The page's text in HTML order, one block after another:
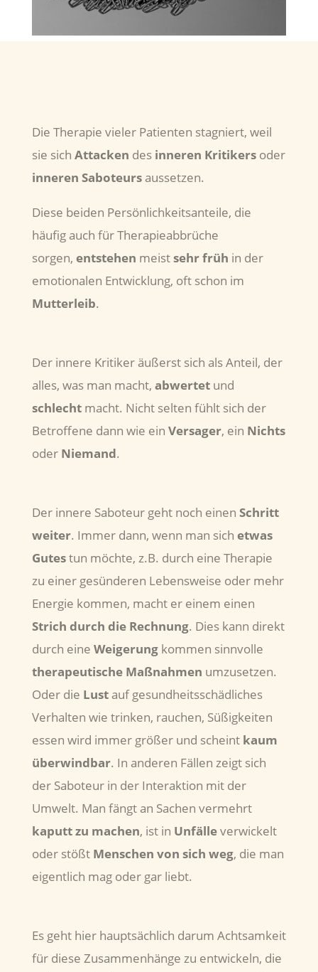
Die Therapie vieler Patienten stagniert, weil
sie sich Attacken des inneren Kritikersoder
inneren Saboteursaussetzen.
Diese beiden Persönlichkeitsanteile, die
häufig auch für Therapieabbrüche
sorgen, entstehen meistsehr früh in der
emotionalen Entwicklung, oft schon im
Mutterleib.
Der innere Kritiker äußerst sich als Anteil, der
alles, was man macht, abwertetund
schlechtmacht. Nicht selten fühlt sich der
Betroffene dann wie ein Versager, ein Nichts
oder Niemand.
Der innere Saboteur geht noch einen Schritt
weiter. Immer dann, wenn man sich etwas
Gutestun möchte, z.B. durch eine Therapie
zu einer gesünderen Lebensweise oder mehr
Energie kommen, macht er einem einen
Strich durch die Rechnung. Dies kann direkt
durch eine Weigerungkommen sinnvolle
therapeutische Maßnahmen umzusetzen.
Oder die Lustauf gesundheitsschädliches
Verhalten wie trinken, rauchen, Süßigkeiten
essen wird immer größer und scheint kaum
überwindbar. In anderen Fällen zeigt sich
der Saboteur in der Interaktion mit der
Umwelt. Man fängt an Sachen vermehrt
kaputt zu machen, ist in Unfälleverwickelt
oder stößt Menschen von sich weg, die man
eigentlich mag oder gar liebt.
Es geht hier hauptsächlich darum Achtsamkeit
für diese Zusammenhänge zu entwickeln, die